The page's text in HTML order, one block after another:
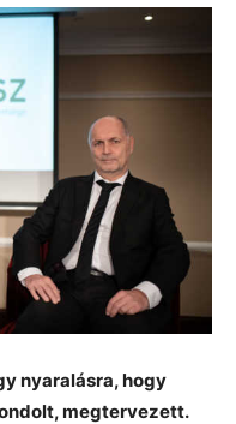
nyaralásra, hogy
megtervezett.